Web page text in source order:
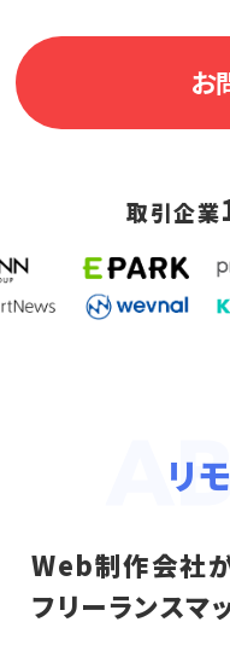
お
取引企業
リ
Web制作会社
フリーランスマ